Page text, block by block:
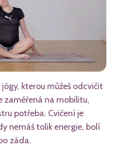
kterou můžeš odcvičit
zaměřená na mobilitu,
potřeba. Cvičení je
nemáš tolik energie, bolí
záda.